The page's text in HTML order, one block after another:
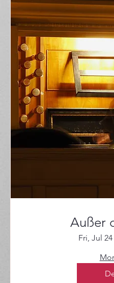
Außer
Fri, Jul 24